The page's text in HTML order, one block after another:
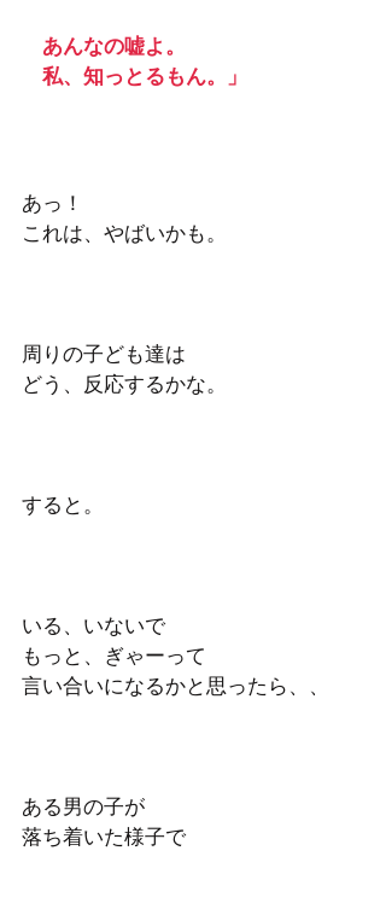
あんなの嘘よ。
私、知っとるもん。」
あっ！
これは、やばいかも。
周りの子ども達は
どう、反応するかな。
すると。
いる、いないで
もっと、ぎゃーって
言い合いになるかと思ったら、、
ある男の子が
落ち着いた様子で